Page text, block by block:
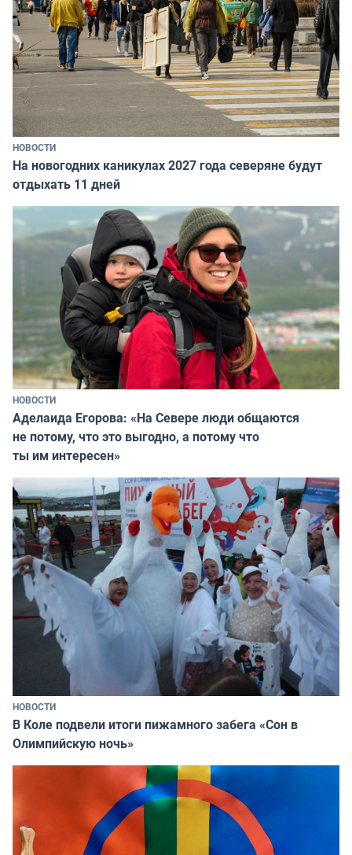
НОВОСТИ
На новогодних каникулах 2027 года северяне будут
отдыхать 11 дней
НОВОСТИ
Аделаида Егорова: «На Севере люди общаются
не потому, что это выгодно, а потому что
ты им интересен»
НОВОСТИ
В Коле подвели итоги пижамного забега «Сон в
Олимпийскую ночь»